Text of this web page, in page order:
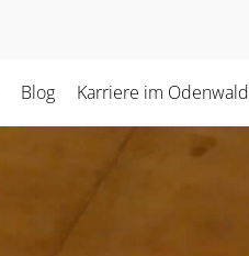
Blog Karriere im Odenwald